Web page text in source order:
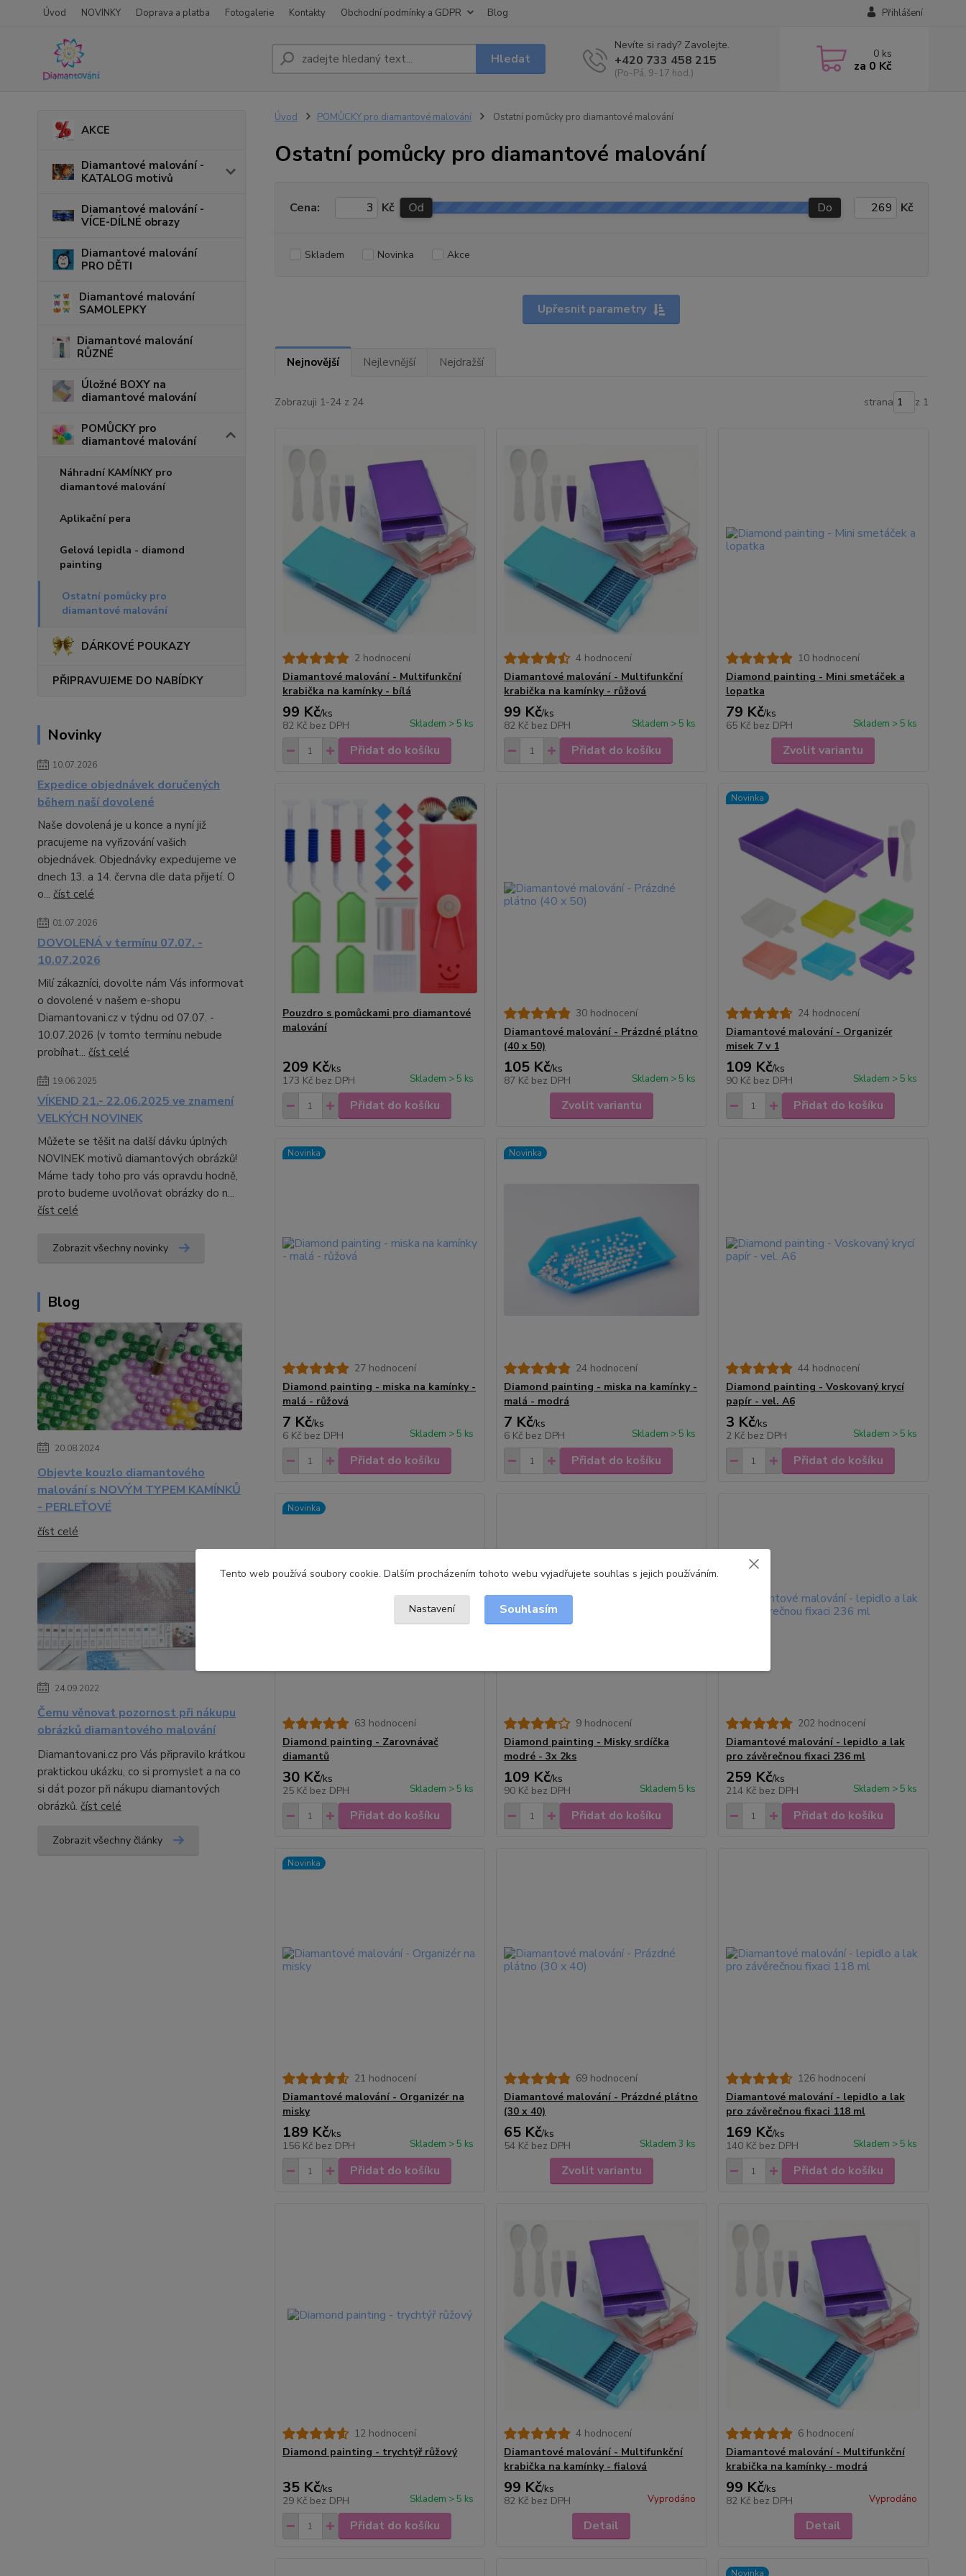
Úvod NOVINKY Doprava a platba Fotogalerie Kontakty Obchodní podmínky a GDPR Blog Přihlášení
Hledat
Nevíte si rady? Zavolejte.
+420 733 458 215
(Po-Pá, 9-17 hod.)
0 ks
za 0 Kč
AKCE
Diamantové malování -
KATALOG motivů
Diamantové malování -
VÍCE-DÍLNÉ obrazy
Diamantové malování
PRO DĚTI
Diamantové malování
SAMOLEPKY
Diamantové malování
RŮZNÉ
Úložné BOXY na
diamantové malování
POMŮCKY pro
diamantové malování
Náhradní KAMÍNKY pro
diamantové malování
Aplikační pera
Gelová lepidla - diamond
painting
Ostatní pomůcky pro
diamantové malování
DÁRKOVÉ POUKAZY
PŘIPRAVUJEME DO NABÍDKY
Novinky
10.07.2026
Expedice objednávek doručených
během naší dovolené
Naše dovolená je u konce a nyní již
pracujeme na vyřizování vašich
objednávek. Objednávky expedujeme ve
dnech 13. a 14. června dle data přijetí. O
o... číst celé
01.07.2026
DOVOLENÁ v termínu 07.07. -
10.07.2026
Milí zákazníci, dovolte nám Vás informovat
o dovolené v našem e-shopu
Diamantovani.cz v týdnu od 07.07. -
10.07.2026 (v tomto termínu nebude
probíhat... číst celé
19.06.2025
VÍKEND 21.- 22.06.2025 ve znamení
VELKÝCH NOVINEK
Můžete se těšit na další dávku úplných
NOVINEK motivů diamantových obrázků!
Máme tady toho pro vás opravdu hodně,
proto budeme uvolňovat obrázky do n...
číst celé
Zobrazit všechny novinky
Blog
20.08.2024
Objevte kouzlo diamantového
malování s NOVÝM TYPEM KAMÍNKŮ
- PERLEŤOVÉ
číst celé
24.09.2022
Čemu věnovat pozornost při nákupu
obrázků diamantového malování
Diamantovani.cz pro Vás připravilo krátkou
praktickou ukázku, co si promyslet a na co
si dát pozor při nákupu diamantových
obrázků. číst celé
Zobrazit všechny články
Úvod POMŮCKY pro diamantové malování Ostatní pomůcky pro diamantové malování
Ostatní pomůcky pro diamantové malování
Upřesnit parametry
Cena: Kč Od Do Kč
Skladem Novinka Akce
Nejnovější Nejlevnější Nejdražší
Zobrazuji 1-24 z 24 strana z 1
2 hodnocení
Diamantové malování - Multifunkční
krabička na kamínky - bílá
99 Kč/ks
82 Kč bez DPH Skladem > 5 ks
Přidat do košíku
4 hodnocení
Diamantové malování - Multifunkční
krabička na kamínky - růžová
99 Kč/ks
82 Kč bez DPH Skladem > 5 ks
Přidat do košíku
10 hodnocení
Diamond painting - Mini smetáček a
lopatka
79 Kč/ks
65 Kč bez DPH Skladem > 5 ks
Zvolit variantu
Pouzdro s pomůckami pro diamantové
malování
209 Kč/ks
173 Kč bez DPH Skladem > 5 ks
Přidat do košíku
30 hodnocení
Diamantové malování - Prázdné plátno
(40 x 50)
105 Kč/ks
87 Kč bez DPH Skladem > 5 ks
Zvolit variantu
Novinka
24 hodnocení
Diamantové malování - Organizér
misek 7 v 1
109 Kč/ks
90 Kč bez DPH Skladem > 5 ks
Přidat do košíku
Novinka
27 hodnocení
Diamond painting - miska na kamínky -
malá - růžová
7 Kč/ks
6 Kč bez DPH Skladem > 5 ks
Přidat do košíku
Novinka
24 hodnocení
Diamond painting - miska na kamínky -
malá - modrá
7 Kč/ks
6 Kč bez DPH Skladem > 5 ks
Přidat do košíku
44 hodnocení
Diamond painting - Voskovaný krycí
papír - vel. A6
3 Kč/ks
2 Kč bez DPH Skladem > 5 ks
Přidat do košíku
Novinka
63 hodnocení
Diamond painting - Zarovnávač
diamantů
30 Kč/ks
25 Kč bez DPH Skladem > 5 ks
Přidat do košíku
9 hodnocení
Diamond painting - Misky srdíčka
modré - 3x 2ks
109 Kč/ks
90 Kč bez DPH Skladem 5 ks
Přidat do košíku
202 hodnocení
Diamantové malování - lepidlo a lak
pro závěrečnou fixaci 236 ml
259 Kč/ks
214 Kč bez DPH Skladem > 5 ks
Přidat do košíku
Novinka
21 hodnocení
Diamantové malování - Organizér na
misky
189 Kč/ks
156 Kč bez DPH Skladem > 5 ks
Přidat do košíku
69 hodnocení
Diamantové malování - Prázdné plátno
(30 x 40)
65 Kč/ks
54 Kč bez DPH Skladem 3 ks
Zvolit variantu
126 hodnocení
Diamantové malování - lepidlo a lak
pro závěrečnou fixaci 118 ml
169 Kč/ks
140 Kč bez DPH Skladem > 5 ks
Přidat do košíku
12 hodnocení
Diamond painting - trychtýř růžový
35 Kč/ks
29 Kč bez DPH Skladem > 5 ks
Přidat do košíku
4 hodnocení
Diamantové malování - Multifunkční
krabička na kamínky - fialová
99 Kč/ks
82 Kč bez DPH Vyprodáno
Detail
6 hodnocení
Diamantové malování - Multifunkční
krabička na kamínky - modrá
99 Kč/ks
82 Kč bez DPH Vyprodáno
Detail
Novinka
Tento web používá soubory cookie. Dalším procházením tohoto webu vyjadřujete souhlas s jejich používáním.
Nastavení Souhlasím